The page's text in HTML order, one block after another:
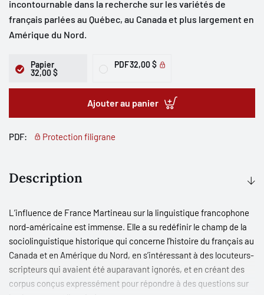
incontournable dans la recherche sur les variétés de
français parlées au Québec, au Canada et plus largement en
Amérique du Nord.
Papier
32,00 $
PDF32,00 $
Ajouter au panier
PDF: Protection filigrane
Description
L’influence de France Martineau sur la linguistique francophone
nord-américaine est immense. Elle a su redéfinir le champ de la
sociolinguistique historique qui concerne l’histoire du français au
Canada et en Amérique du Nord, en s’intéressant à des locuteurs-
scripteurs qui avaient été auparavant ignorés, et en créant des
corpus conçus expressément pour répondre à des questions sur